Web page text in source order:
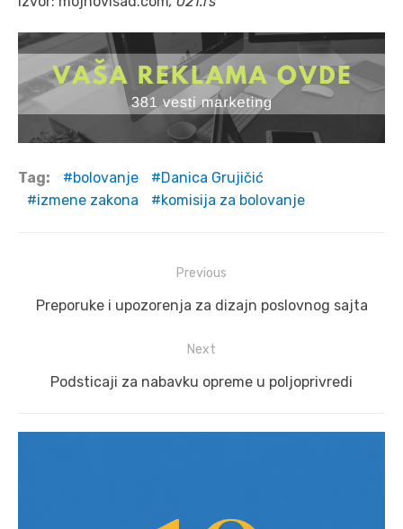
Tag: bolovanje
Danica Grujičić
izmene zakona
komisija za bolovanje
navigation
Previous
Previous
Preporuke i upozorenja za dizajn poslovnog sajta
Next
Next
Podsticaji za nabavku opreme u poljoprivredi